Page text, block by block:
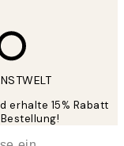
erhalte 15% Rabatt